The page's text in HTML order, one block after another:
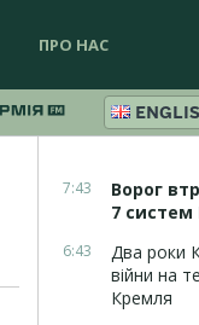
ПРО НАС
7:43
Ворог
7
6:43
Два роки
війни на
Кремля